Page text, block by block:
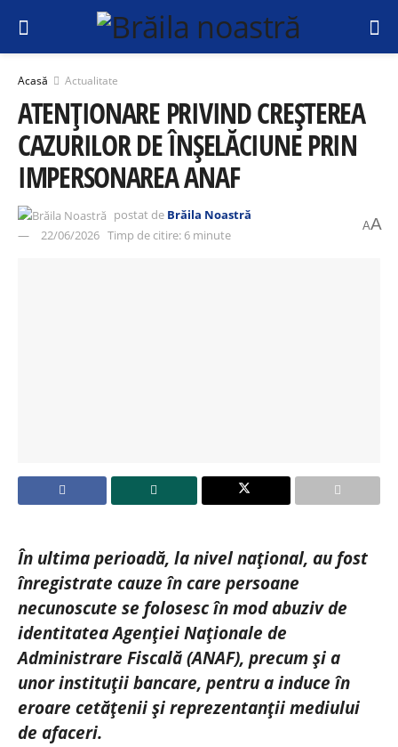
Acasă Actualitate
ATENȚIONARE PRIVIND CREȘTEREA
CAZURILOR DE ÎNȘELĂCIUNE PRIN
IMPERSONAREA ANAF
postat de Brăila Noastră
22/06/2026 Timp de citire: 6 minute
AA
În ultima perioadă, la nivel național, au fost
înregistrate cauze în care persoane
necunoscute se folosesc în mod abuziv de
identitatea Agenției Naționale de
Administrare Fiscală (ANAF), precum și a
unor instituții bancare, pentru a induce în
eroare cetățenii și reprezentanții mediului
de afaceri.